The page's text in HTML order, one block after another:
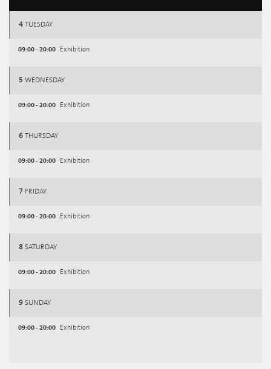
4 TUESDAY
09:00 - 20:00 Exhibition
5 WEDNESDAY
09:00 - 20:00 Exhibition
6 THURSDAY
09:00 - 20:00 Exhibition
7 FRIDAY
09:00 - 20:00 Exhibition
8 SATURDAY
09:00 - 20:00 Exhibition
9 SUNDAY
09:00 - 20:00 Exhibition